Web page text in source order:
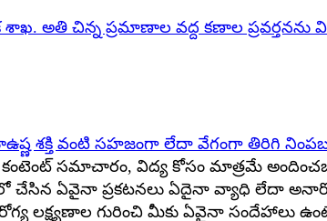
అతి చిన్న ప్రమాణాల వద్ద కణాల ప్రవర్తనను
శక్తి వంటి సహజంగా లేదా వేగంగా తిరిగి నింపబడే
సమాచారం, విద్య కోసం మాత్రమే
ఏవైనా ప్రకటనలు ఏదైనా వ్యాధి లేదా
లక్ష్యణాల గురించి మీకు ఏవైనా సందేహాలు ఉంటే